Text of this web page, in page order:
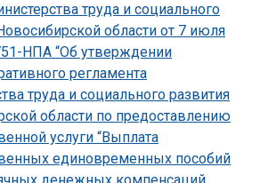
труда и социального
области от 7 июля
НПА “Об утверждении
регламента
труда и социального развития
области по предоставлению
услуги “Выплата
единовременных пособий